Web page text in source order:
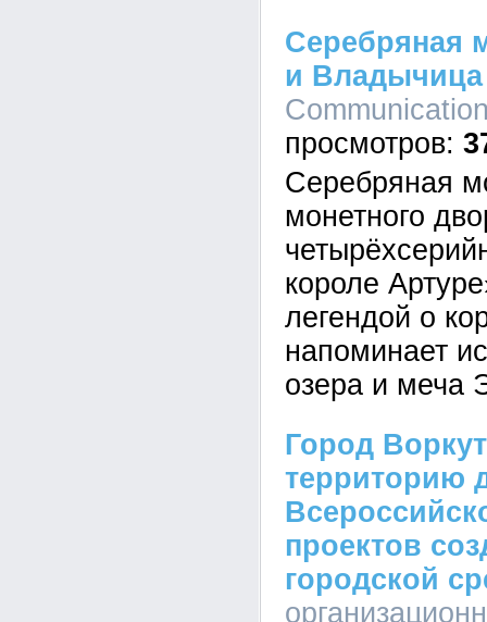
Серебряная
и Владычица
Cеребряная
монетного
короле
легендой о
напоминает
озера и меча
Город
территорию
проектов
городской